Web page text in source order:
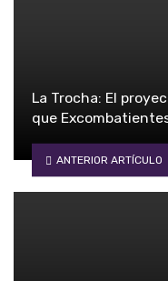
La Trocha: El
que
ANTERIOR ARTÍCULO